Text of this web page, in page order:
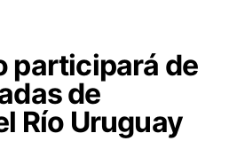
participará de
de
Río Uruguay